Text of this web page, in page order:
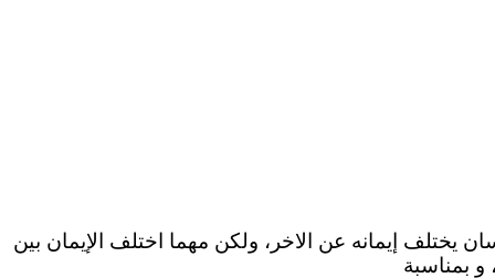
يختلف إيمانه عن الاخر، ولكن مهما اختلف الإيمان بين
و بمناسبة